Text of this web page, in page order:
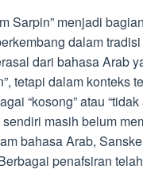
Sarpin” menjadi
dalam
dari bahasa Arab
tetapi dalam konteks
“kosong” atau
sendiri masih belum
bahasa Arab,
penafsiran